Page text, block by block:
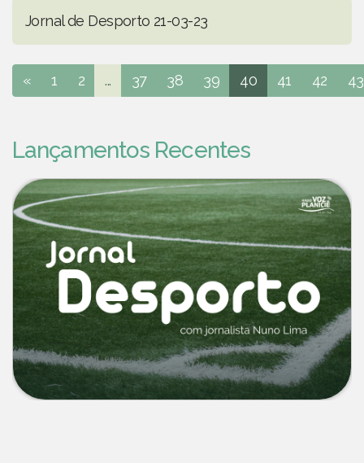
Jornal de Desporto 21-03-23
« 1 2 ... 37 38 39 40 41 42 43
Lançamentos Recentes